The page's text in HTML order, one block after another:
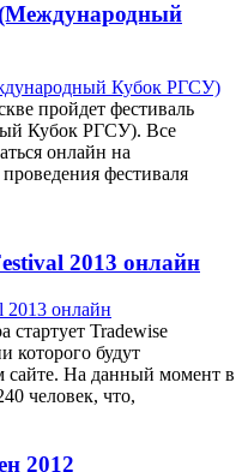
(Международный
пройдет фестиваль
Кубок РГСУ). Все
онлайн на
фестиваля
2013 онлайн
стартует Tradewise
которого будут
сайте. На данный момент в
человек, что,
2012